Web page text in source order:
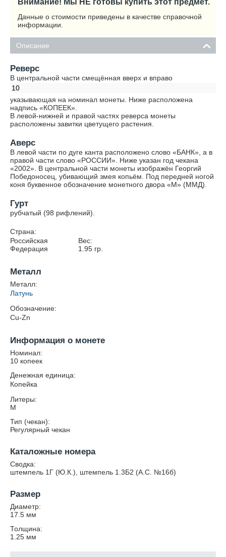
Данные о стоимости приведены в качестве справочной
информации.
Описание
Реверс
В центральной части смещённая вверх и вправо
10
указывающая на номинал монеты. Ниже расположена
надпись «КОПЕЕК».
В левой-нижней и правой частях реверса монеты
расположены завитки цветущего растения.
Аверс
В левой части по дуге канта расположено слово «БАНК», а в
правой части слово «РОССИИ». Ниже указан год чекана
«2002». В центральной части монеты изображён Георгий
Победоносец, убивающий змея копьём. Под передней ногой
коня буквенное обозначение монетного двора «М» (ММД).
Гурт
рубчатый (98 рифлений).
Страна:
Российская
Федерация
Вес:
1.95гр.
Металл
Металл:
Латунь
Обозначение:
Cu-Zn
Информация о монете
Номинал:
10 копеек
Денежная единица:
Копейка
Литеры:
М
Тип (чекан):
Регулярный чекан
Каталожные номера
Сводка:
штемпель 1Г (Ю.К.), штемпель 1.3Б2 (А.С. №16б)
Размер
Диаметр:
17.5 мм
Толщина:
1.25 мм